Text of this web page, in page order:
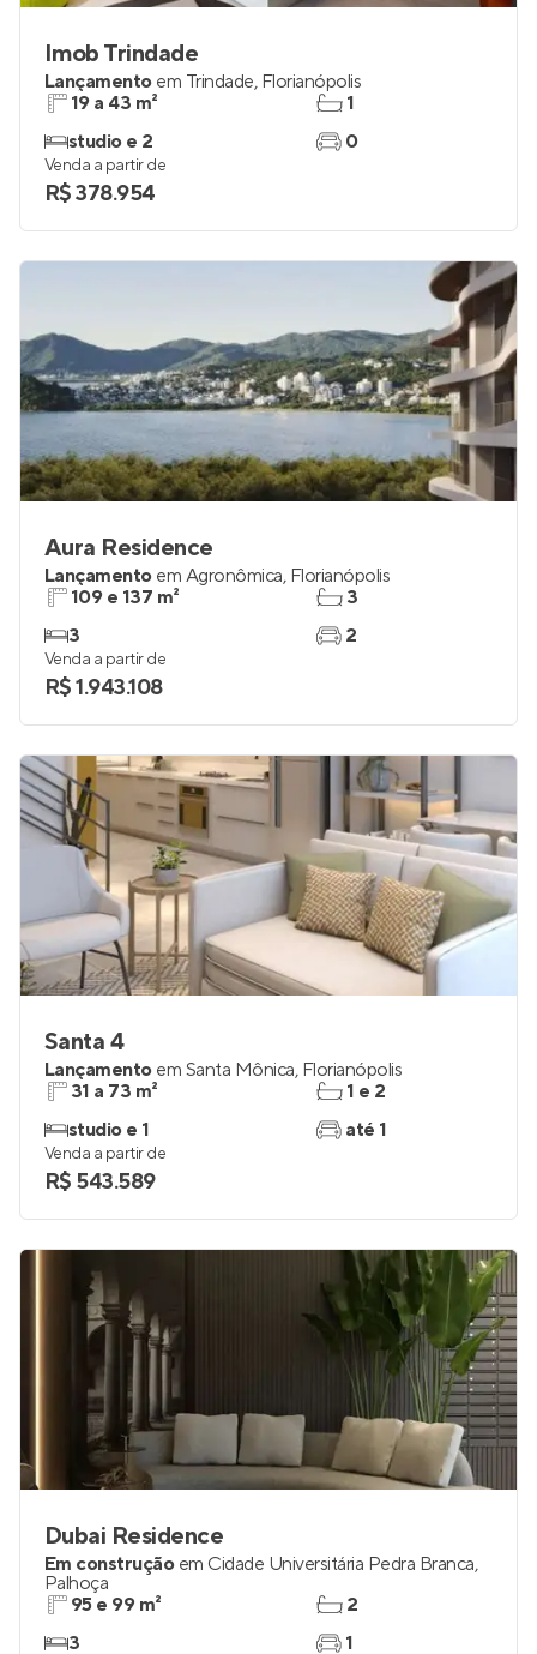
Imob Trindade
Lançamento em Trindade, Florianópolis
19 a 43 m²
studio e 2
1
0
Venda a partir de
R$ 378.954
Aura Residence
Lançamento em Agronômica, Florianópolis
109 e 137 m²
3
3
2
Venda a partir de
R$ 1.943.108
Santa 4
Lançamento em Santa Mônica, Florianópolis
31 a 73 m²
studio e 1
1 e 2
até 1
Venda a partir de
R$ 543.589
Dubai Residence
Em construção em Cidade Universitária Pedra Branca,
Palhoça
95 e 99 m²
3
2
1